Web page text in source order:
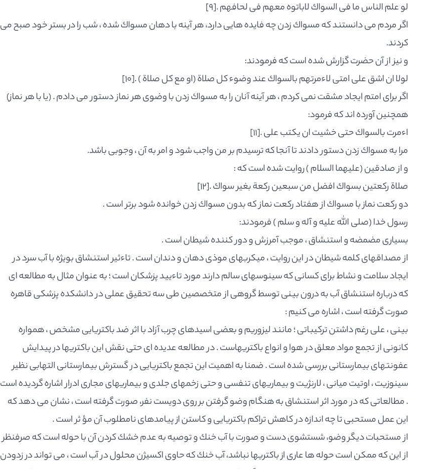
لو علم الناس ما فى السواك لاباتوه معهم فى لحافهم .[9]
اگر مردم مى دانستند كه مسواك زدن چه فايده هايى دارد، هر آينه با دهان مسواك شده ، شب را در بستر خود صبح مى
كردند.
و نيز از آن حضرت گزارش شده است كه فرمودند:
لولا ان اشق على امتى لاءمرتهم بالسواك عند وضوء كل صلاة (او مع كل صلاة ) .[10]
اگر براى امتم ايجاد مشقت نمى كردم ، هر آينه آنان را به مسواك زدن با وضوى هر نماز دستور مى دادم . (يا با هر نماز)
همچنين آورده اند كه فرمود:
اءمرت بالسواك حتى خشيت ان يكتب على .[11]
مرا به مسواك زدن دستور دادند تا آنجا كه ترسيدم بر من واجب شود و امر به آن ، وجوبى باشد.
و از صادقين (عليهما السلام ) روايت شده است كه :
صلاة ركعتين بسواك افضل من سبعين ركعة بغير سواك .[12]
دو ركعت نماز با مسواك از هفتاد ركعت نماز كه بدون مسواك زدن خوانده شود برتر است .
رسول خدا (صلى الله عليه و آله و سلم ) فرمودند:
بسيارى مضمضه و استنشاق ، موجب آمرزش و دور كننده شيطان است .
از مصداقهاى كلمه شيطان در اين روايت ، ميكربهاى موذى دهان و دندان است . تاءثير استنشاق بويژه با آب سرد در
ايجاد سلامت و نشاط براى كسانى كه سينوسهاى سالم دارند مورد تاءييد پزشكان است ؛ به عنوان مثال به مطالعه اى
كه درباره استنشاق آب به درون بينى توسط گروهى از متخصصين طى سه تحقيق عملى در دانشكده پزشكى قاهره
صورت گرفته است ، اشاره مى كنيم :
بينى ، على رغم داشتن تركيباتى ؛ مانند ليزوريم و بعضى اسيدهاى چرب آزاد با اثر ضد باكتريايى مشخص ، همواره
كانونى از تجمع مواد معلق در هوا و انواع باكتريهاست . در مطالعه عديده اى حتى نقش اين باكتريها در پيدايش ‍
عفونتهاى بيمارستانى بررسى شده است . ضمنا به اهميت اين تجمع باكتريايى در گسترش بيمارستانى التهابى نظير
سينوزيت ، اوتيت ميانى ، لارنژيت و بيماريهاى تنفسى و حتى زخمهاى جلدى و بيماريهاى مجارى ادرار اشاره گرديده است
. مطالعاتى كه در مورد اثر استنشاق به هنگام وضو گرفتن بر روى دويست نفر، صورت گرفته است ، نشان مى دهد كه
اين عمل مستحبى تا چه اندازه در كاهش تراكم باكتريايى و كاستن از پيامدهاى نامطلوب آن مؤ ثر است .
از مستحبات ديگر وضو، شستشوى دست و صورت با آب خنك و توصيه به عدم خشك كردن آن با حوله است كه صرفنظر
از اين كه ممكن است حوله ها عارى از باكتريها نباشد، آب خنك كه حاوى اكسيژن محلول در آب است ، مى تواند در زدودن